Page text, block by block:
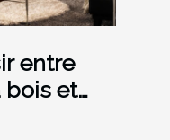
entre
bois et
?